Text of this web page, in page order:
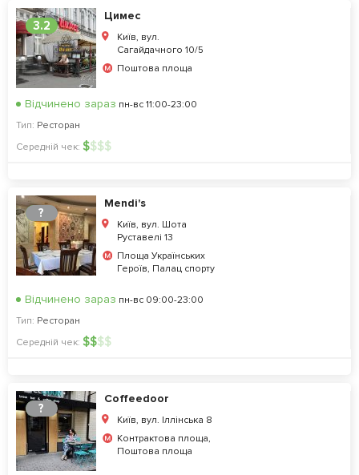
3.2
Цимес
Київ, вул.
Сагайдачного 10/5
Поштова площа
Відчинено зараз пн-вс 11:00-23:00
Тип: Ресторан
Середній чек: $$$$
?
Mendi's
Київ, вул. Шота
Руставелі 13
Площа Українських
Героїв, Палац спорту
Відчинено зараз пн-вс 09:00-23:00
Тип: Ресторан
Середній чек: $$$$
?
Coffeedoor
Київ, вул. Іллінська 8
Контрактова площа,
Поштова площа